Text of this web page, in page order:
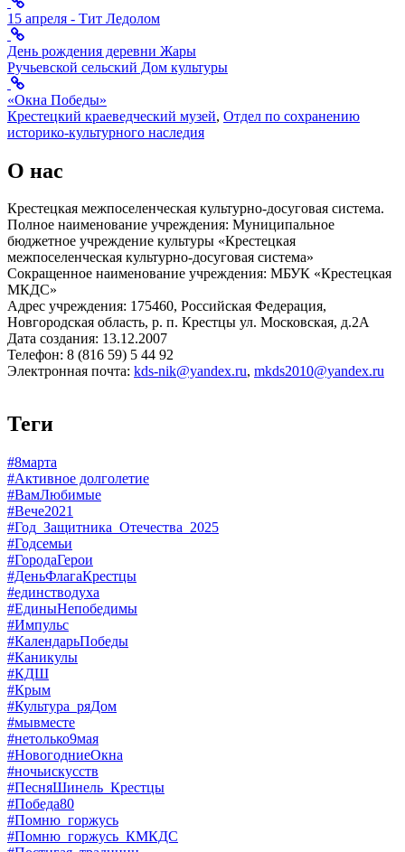
15 апреля - Тит Ледолом
День рождения деревни Жары
Ручьевской сельский Дом культуры
«Окна Победы»
Крестецкий краеведческий музей, Отдел по сохранению
историко-культурного наследия
О нас
Крестецкая межпоселенческая культурно-досуговая система.
Полное наименование учреждения: Муниципальное
бюджетное учреждение культуры «Крестецкая
межпоселенческая культурно-досуговая система»
Сокращенное наименование учреждения: МБУК «Крестецкая
МКДС»
Адрес учреждения: 175460, Российская Федерация,
Новгородская область, р. п. Крестцы ул. Московская, д.2А
Дата создания: 13.12.2007
Телефон: 8 (816 59) 5 44 92
Электронная почта: kds-nik@yandex.ru, mkds2010@yandex.ru
Теги
#8марта
#Активное долголетие
#ВамЛюбимые
#Вече2021
#Год_Защитника_Отечества_2025
#Годсемьи
#ГородаГерои
#ДеньФлагаКрестцы
#единстводуха
#ЕдиныНепобедимы
#Импульс
#КалендарьПобеды
#Каникулы
#КДШ
#Крым
#Культура_ряДом
#мывместе
#нетолько9мая
#НовогодниеОкна
#ночьискусств
#ПесняШинель_Крестцы
#Победа80
#Помню_горжусь
#Помню_горжусь_КМКДС